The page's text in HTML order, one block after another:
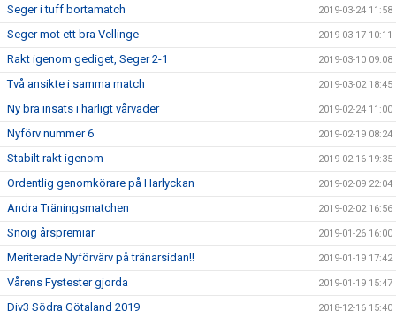
Seger i tuff bortamatch 2019-03-24 11:58
Seger mot ett bra Vellinge 2019-03-17 10:11
Rakt igenom gediget, Seger 2-1 2019-03-10 09:08
Två ansikte i samma match 2019-03-02 18:45
Ny bra insats i härligt vårväder 2019-02-24 11:00
Nyförv nummer 6 2019-02-19 08:24
Stabilt rakt igenom 2019-02-16 19:35
Ordentlig genomkörare på Harlyckan 2019-02-09 22:04
Andra Träningsmatchen 2019-02-02 16:56
Snöig årspremiär 2019-01-26 16:00
Meriterade Nyförvärv på tränarsidan!! 2019-01-19 17:42
Vårens Fystester gjorda 2019-01-19 15:47
Div3 Södra Götaland 2019 2018-12-16 15:40